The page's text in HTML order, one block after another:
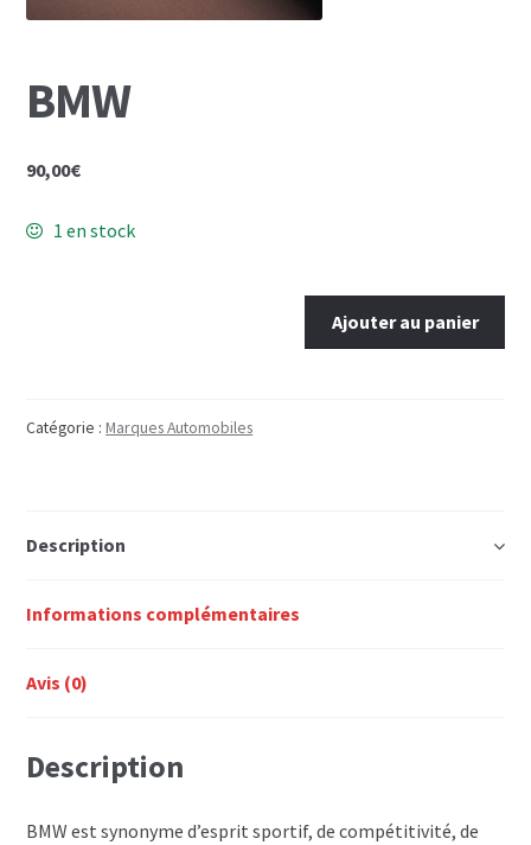
Mon Compte
Panier
BMW
90,00€
1 en stock
Ajouter au panier
Catégorie :Marques Automobiles
Description
Informations complémentaires
Avis (0)
Description
BMW est synonyme d’esprit sportif, de compétitivité, de